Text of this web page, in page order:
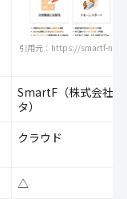
引用元：https://smartf-
SmartF（株式会社ネ
タ）
クラウド
△